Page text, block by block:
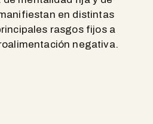
en distintas
rasgos fijos a
negativa.